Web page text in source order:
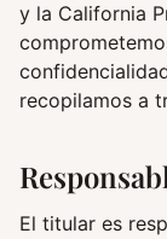
y la California
recopilamos a
El titular es